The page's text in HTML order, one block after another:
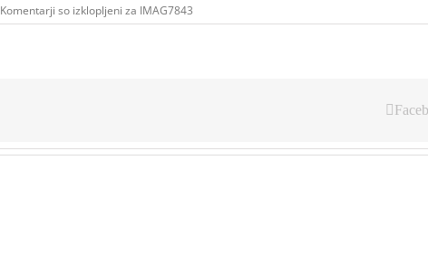
Komentarji so izklopljeni za IMAG7843